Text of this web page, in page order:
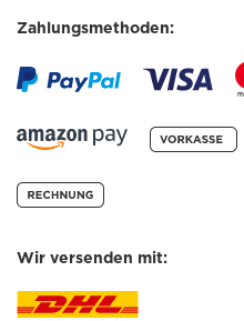
Zahlungsmethoden:
Wir versenden mit: